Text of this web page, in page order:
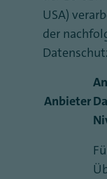
USA)
der
Anbieter